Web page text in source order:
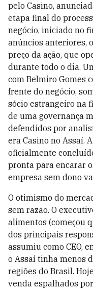
pelo Casino,
etapa final do
negócio, iniciado no
anúncios anteriores,
preço da ação, que
durante todo o dia.
com Belmiro Gomes
frente do negócio,
sócio estrangeiro na
de uma governança
defendidos por
era Casino no Assaí.
oficialmente
pronta para encarar
empresa sem dono
O otimismo do
sem razão. O
alimentos (começou
dos principais
assumiu como CEO,
o Assaí tinha menos
regiões do Brasil.
venda espalhados